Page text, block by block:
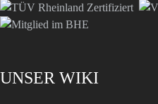
UNSER WIKI